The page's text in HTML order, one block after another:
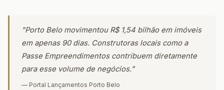
"Porto Belo movimentou R$ 1,54 bilhão em imóveis
em apenas 90 dias. Construtoras locais como a
Passe Empreendimentos contribuem diretamente
para esse volume de negócios."
— Portal Lançamentos Porto Belo